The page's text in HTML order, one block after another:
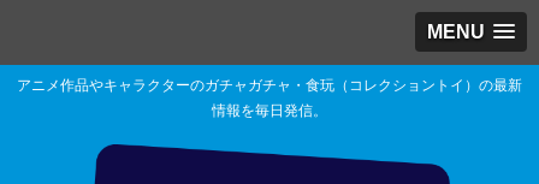
MENU
アニメ作品やキャラクターのガチャガチャ・食玩（コレクショントイ）の最新
情報を毎日発信。